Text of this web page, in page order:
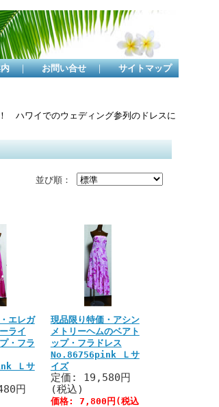
｜ お問い合せ ｜ サイトマップ
ハワイでのウェディング参列のドレスに
並び順：
エレガ
ライ
・フラ
Ｌサ
円
現品限り特価・アシン
メトリーヘムのベアト
ップ・フラドレス
No.86756pink Ｌサ
イズ
定価: 19,580円
(税込)
価格: 7,800円(税込